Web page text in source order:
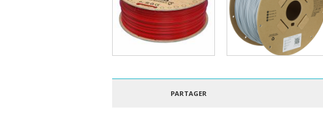
EASYFIL 1.75MM
POLYLITE 1.75MM
PARTAGER